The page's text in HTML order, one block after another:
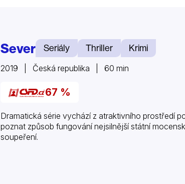
Sever Seriály Thriller Krimi
2019 | Česká republika | 60 min
67 %
Dramatická série vychází z atraktivního prostředí
poznat způsob fungování nejsilnější státní
soupeření.